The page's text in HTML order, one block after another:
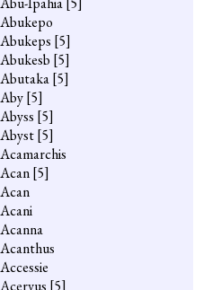
Abukepo
Abukeps [5]
Abukesb [5]
Abutaka[5]
Aby[5]
Abyss [5]
Abyst[5]
Acamarchis
Acan[5]
Acan
Acani
Acanna
Acanthus
Accessie
Acervus [5]